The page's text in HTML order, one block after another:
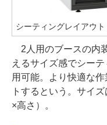
シーティングレイアウト
2人用のブースの内
えるサイズ感でシー
用可能。より快適な
トするという。サイ
×高さ）。